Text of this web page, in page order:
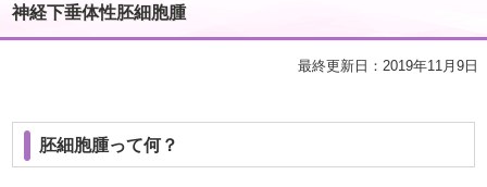
神経下垂体性胚細胞腫
最終更新日：2019年11月9日
胚細胞腫って何？